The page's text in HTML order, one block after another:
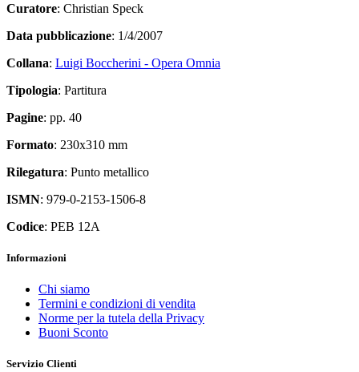
Curatore: Christian Speck
Data pubblicazione: 1/4/2007
Collana: Luigi Boccherini - Opera Omnia
Tipologia: Partitura
Pagine: pp. 40
Formato: 230x310 mm
Rilegatura: Punto metallico
ISMN: 979-0-2153-1506-8
Codice: PEB 12A
Informazioni
Chi siamo
Termini e condizioni di vendita
Norme per la tutela della Privacy
Buoni Sconto
Servizio Clienti